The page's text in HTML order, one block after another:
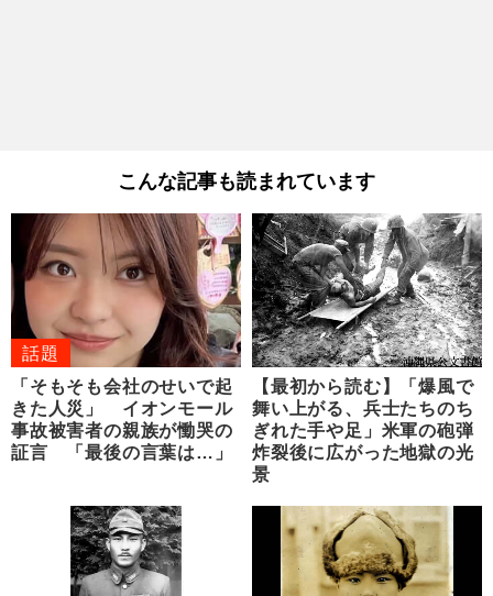
こんな記事も読まれています
話題
「そもそも会社のせいで起
きた人災」 イオンモール
事故被害者の親族が慟哭の
証言 「最後の言葉は…」
【最初から読む】「爆風で
舞い上がる、兵士たちのち
ぎれた手や足」米軍の砲弾
炸裂後に広がった地獄の光
景